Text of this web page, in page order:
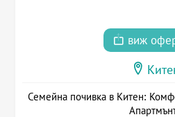
виж
Семейна почивка в Китен: